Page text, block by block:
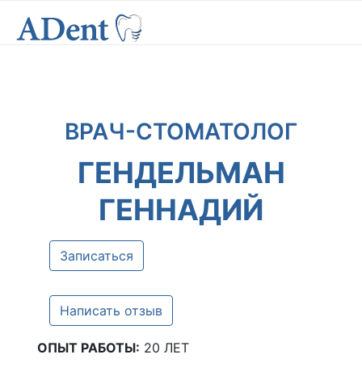
ВРАЧ-СТОМАТОЛОГ
ГЕНДЕЛЬМАН
ГЕННАДИЙ
Записаться
Написать отзыв
ОПЫТ РАБОТЫ: 20 ЛЕТ